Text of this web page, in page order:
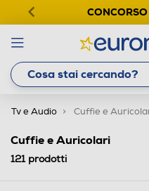
Tv e Audio Cuffie e
Cuffie e Auricolari
121prodotti